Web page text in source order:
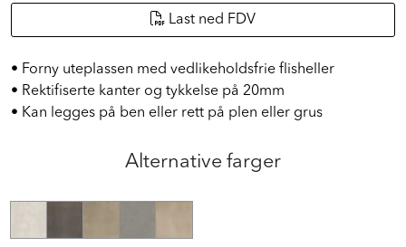
Last ned FDV
• Forny uteplassen med vedlikeholdsfrie flisheller
• Rektifiserte kanter og tykkelse på 20mm
• Kan legges på ben eller rett på plen eller grus
Alternative farger